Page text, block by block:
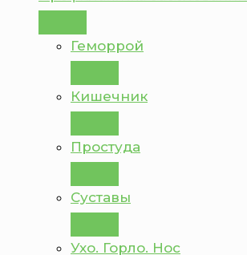
Геморрой
Кишечник
Простуда
Суставы
Ухо. Горло. Нос